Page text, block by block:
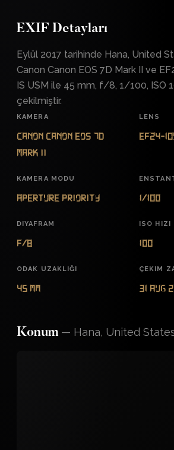
EXIF Detayları
Eylül 2017 tarihinde Hana, United
Canon Canon EOS 7D Mark II ve
IS USM ile 45 mm, f/8, 1/100, ISO
çekilmiştir.
KAMERA
Canon Canon EOS 7D
Mark II
LENS
EF24-
KAMERA MODU
Aperture Priority 1/100
DIYAFRAM
f/8
ISO HIZI
100
ODAK UZAKLIĞI
45 mm
ÇEKIM
31 Aug
Konum — Hana, United